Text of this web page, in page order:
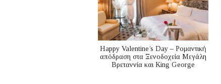
Happy Valentine’s Day – Ρομαντική
απόδραση στα Ξενοδοχεία Μεγάλη
Βρεταννία και King George